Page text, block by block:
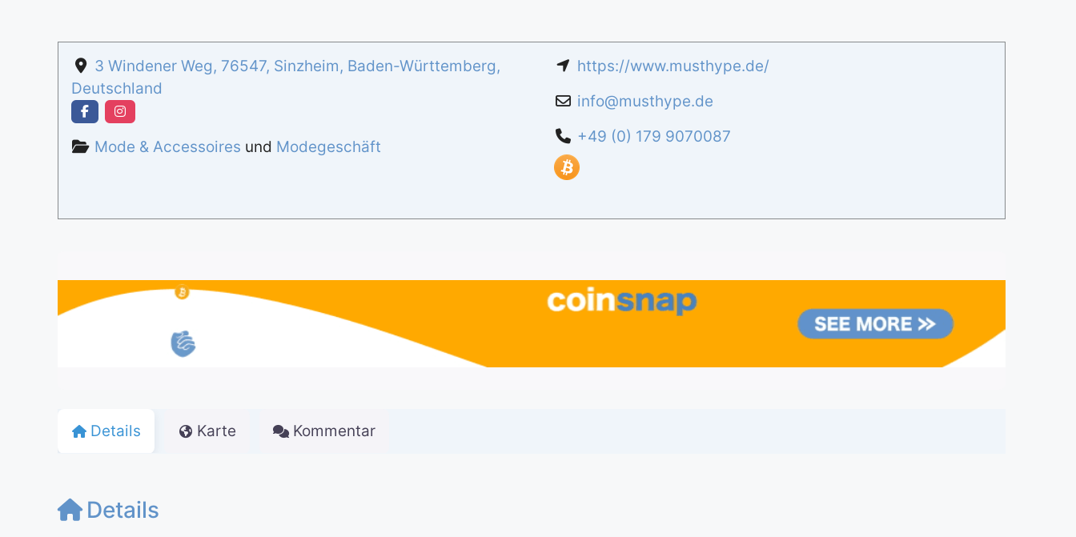
3 Windener Weg, 76547, Sinzheim, Baden-Württemberg,
Deutschland
Mode & Accessoires und Modegeschäft
https://www.musthype.de/
info@musthype.de
+49 (0) 179 9070087
Details Karte Kommentar
Details